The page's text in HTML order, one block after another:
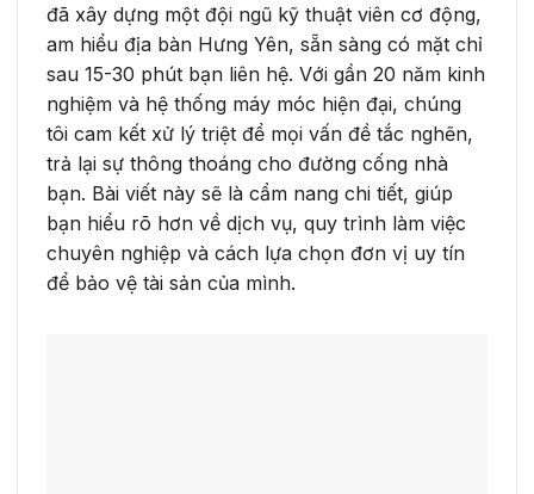
đã xây dựng một đội ngũ kỹ thuật viên cơ động,
am hiểu địa bàn Hưng Yên, sẵn sàng có mặt chỉ
sau 15-30 phút bạn liên hệ. Với gần 20 năm kinh
nghiệm và hệ thống máy móc hiện đại, chúng
tôi cam kết xử lý triệt để mọi vấn đề tắc nghẽn,
trả lại sự thông thoáng cho đường cống nhà
bạn. Bài viết này sẽ là cẩm nang chi tiết, giúp
bạn hiểu rõ hơn về dịch vụ, quy trình làm việc
chuyên nghiệp và cách lựa chọn đơn vị uy tín
để bảo vệ tài sản của mình.